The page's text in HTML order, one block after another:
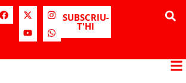
SUBSCRIU-
T'HI